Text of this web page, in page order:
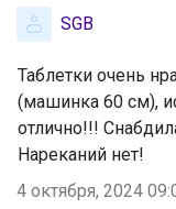
SGB
Таблетки очень
(машинка 60 см),
отлично!!!
Нареканий нет!
4 октября, 2024